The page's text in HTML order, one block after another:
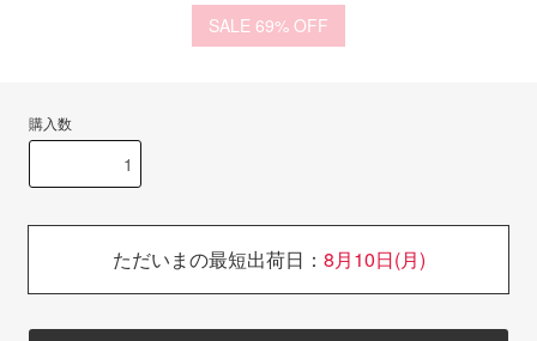
69%
購入数
ただいまの最短出荷日： 8月10日(月)